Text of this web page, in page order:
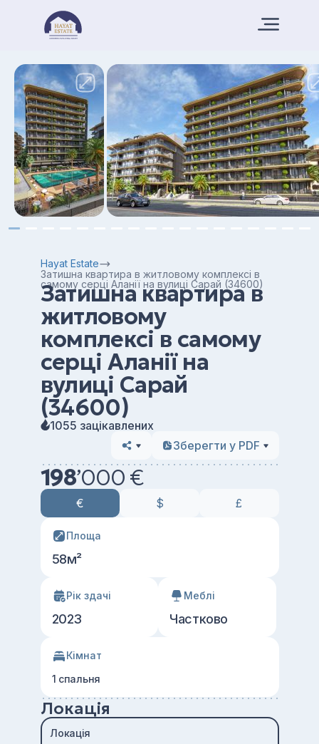
Hayat Estate
Затишна квартира в житловому комплексі в
самому серці Аланії на вулиці Сарай (34600)
Затишна квартира в
житловому
комплексі в самому
серці Аланії на
вулиці Сарай
(34600)
1055 зацікавлених
Зберегти у PDF
198’000 €
€ $ £
Площа
58м²
Рік здачі
2023
Меблі
Частково
Кімнат
1 спальня
Локація
Локація